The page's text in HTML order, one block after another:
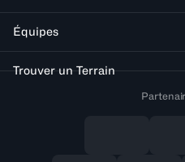
Équipes
Trouver un Terrain